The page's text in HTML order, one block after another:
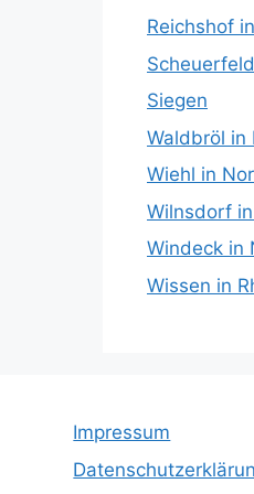
Reichshof
Siegen
Waldbröl in
Wiehl in
Wilnsdorf
Windeck in
Wissen in
Impressum